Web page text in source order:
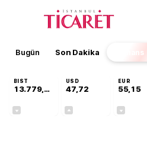
Bugün Son Dakika Finans
BIST
13.779,39
USD
47,72
EUR
55,15